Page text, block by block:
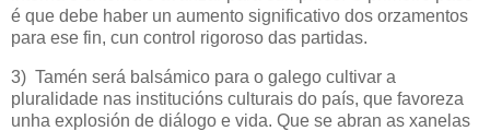
é que debe haber un aumento significativo dos orzamentos
para ese fin, cun control rigoroso das partidas.
3) Tamén será balsámico para o galego cultivar a
pluralidade nas institucións culturais do país, que favoreza
unha explosión de diálogo e vida. Que se abran as xanelas